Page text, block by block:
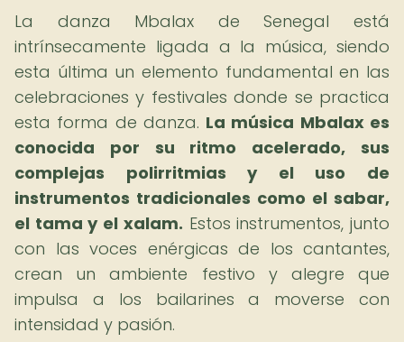
La danza Mbalax de Senegal está
intrínsecamente ligada a la música, siendo
esta última un elemento fundamental en las
celebraciones y festivales donde se practica
esta forma de danza. La música Mbalax es
conocida por su ritmo acelerado, sus
complejas polirritmias y el uso de
instrumentos tradicionales como el sabar,
el tama y el xalam. Estos instrumentos, junto
con las voces enérgicas de los cantantes,
crean un ambiente festivo y alegre que
impulsa a los bailarines a moverse con
intensidad y pasión.